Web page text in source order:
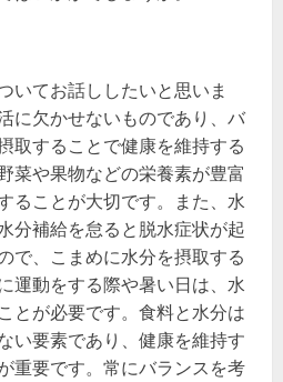
いてお話ししたいと思いま
に欠かせないものであり、バ
取することで健康を維持する
菜や果物などの栄養素が豊富
ることが大切です。また、水
分補給を怠ると脱水症状が起
で、こまめに水分を摂取する
運動をする際や暑い日は、水
とが必要です。食料と水分は
い要素であり、健康を維持す
重要です。常にバランスを考